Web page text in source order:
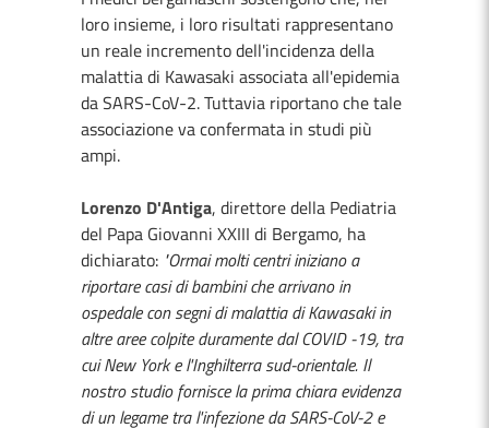
loro insieme, i loro risultati rappresentano
un reale incremento dell'incidenza della
malattia di Kawasaki associata all'epidemia
da SARS-CoV-2. Tuttavia riportano che tale
associazione va confermata in studi più
ampi.
Lorenzo D'Antiga, direttore della Pediatria
del Papa Giovanni XXIII di Bergamo, ha
dichiarato: "Ormai molti centri iniziano a
riportare casi di bambini che arrivano in
ospedale con segni di malattia di Kawasaki in
altre aree colpite duramente dal COVID -19, tra
cui New York e l'Inghilterra sud-orientale. Il
nostro studio fornisce la prima chiara evidenza
di un legame tra l'infezione da SARS-CoV-2 e